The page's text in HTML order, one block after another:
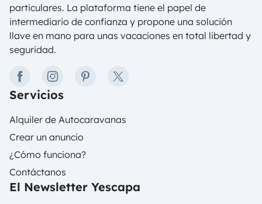
particulares. La plataforma tiene el papel de
intermediario de confianza y propone una solución
llave en mano para unas vacaciones en total libertad y
seguridad.
facebookinstagrampinteresttwitter
Servicios
Alquiler de Autocaravanas
Crear un anuncio
¿Cómo funciona?
Contáctanos
El Newsletter Yescapa